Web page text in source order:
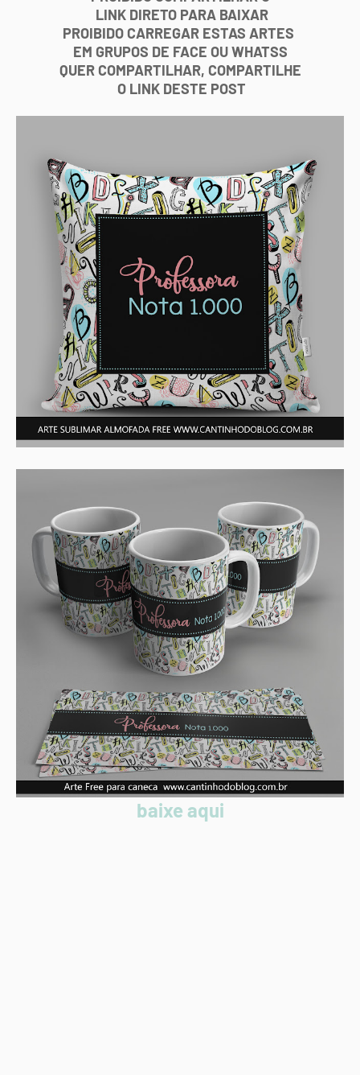
LINK DIRETO PARA BAIXAR
PROIBIDO CARREGAR ESTAS ARTES
EM GRUPOS DE FACE OU WHATSS
QUER COMPARTILHAR, COMPARTILHE
O LINK DESTE POST
baixe aqui